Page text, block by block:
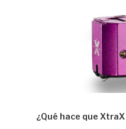
¿Qué hace que